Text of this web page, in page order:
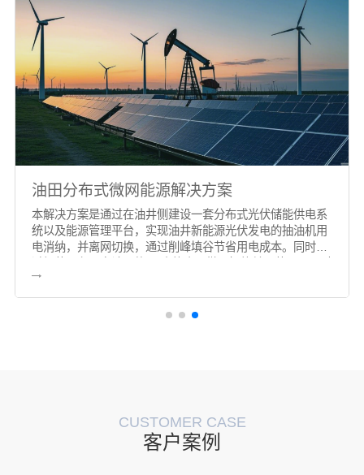
油田分布式微网能源解决方案
本解决方案是通过在油井侧建设一套分布式光伏储能供电系
统以及能源管理平台，实现油井新能源光伏发电的抽油机用
电消纳，并离网切换，通过削峰填谷节省用电成本。同时通
光伏发电，逆变状态、储能、以及市电用电进行实时监测，
精细化能耗管理和节能降碳效率分析，同时提升配电网的感
CUSTOMER CASE
客户案例